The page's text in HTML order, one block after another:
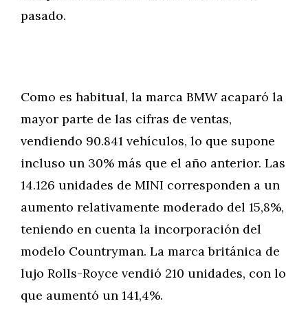
pasado.
Como es habitual, la marca BMW acaparó la
mayor parte de las cifras de ventas,
vendiendo 90.841 vehículos, lo que supone
incluso un 30% más que el año anterior. Las
14.126 unidades de MINI corresponden a un
aumento relativamente moderado del 15,8%,
teniendo en cuenta la incorporación del
modelo Countryman. La marca británica de
lujo Rolls-Royce vendió 210 unidades, con lo
que aumentó un 141,4%.